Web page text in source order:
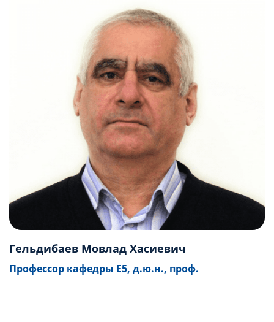
Гельдибаев Мовлад Хасиевич
Профессор кафедры Е5, д.ю.н., проф.